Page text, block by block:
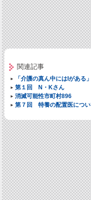
関連記事
「介護の真ん中にはIがある」
第１回 N・Kさん
消滅可能性市町村896
第７回 特養の配置医につい